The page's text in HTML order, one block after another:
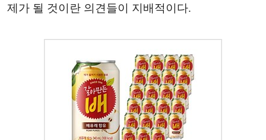
제가 될 것이란 의견들이 지배적이다.